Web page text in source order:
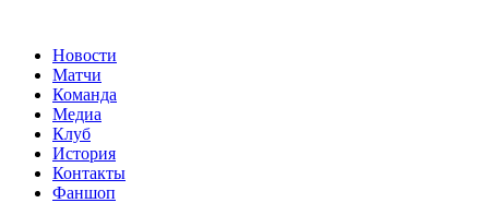
Новости
Матчи
Команда
Медиа
Клуб
История
Контакты
Фаншоп